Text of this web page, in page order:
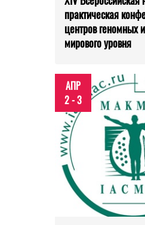
практическая
центров геномных
мирового уровня
АПР
2 - 3